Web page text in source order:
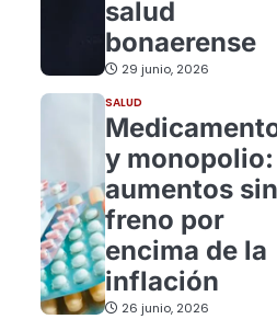
salud
bonaerense
29 junio, 2026
SALUD
y monopolio:
aumentos sin
freno por
encima de la
inflación
26 junio, 2026